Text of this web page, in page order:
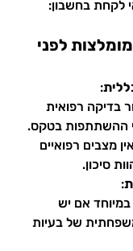
לקחת בחשבון:
לפני
:
בדיקה רפואית
ההשתתפות בטקס.
מצבים רפואיים
סיכון.
:
אם יש
של בעיות